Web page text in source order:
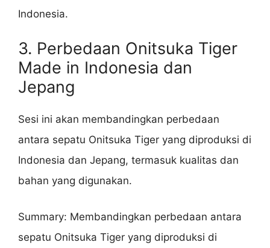
Indonesia.
3. Perbedaan Onitsuka Tiger
Made in Indonesia dan
Jepang
Sesi ini akan membandingkan perbedaan
antara sepatu Onitsuka Tiger yang diproduksi di
Indonesia dan Jepang, termasuk kualitas dan
bahan yang digunakan.
Summary: Membandingkan perbedaan antara
sepatu Onitsuka Tiger yang diproduksi di